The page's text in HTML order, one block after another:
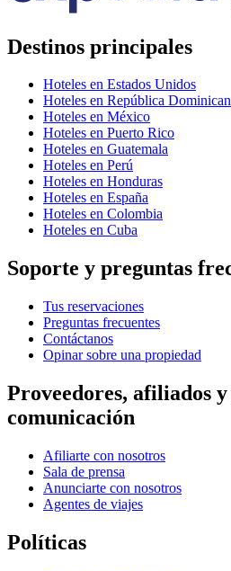
Destinos principales
Hoteles en Estados Unidos
Hoteles en República
Hoteles en México
Hoteles en Puerto Rico
Hoteles en Guatemala
Hoteles en Perú
Hoteles en Honduras
Hoteles en España
Hoteles en Colombia
Hoteles en Cuba
Soporte y preguntas
Tus reservaciones
Preguntas frecuentes
Contáctanos
Opinar sobre una propiedad
Proveedores, afiliados y
comunicación
Afiliarte con nosotros
Sala de prensa
Anunciarte con nosotros
Agentes de viajes
Políticas